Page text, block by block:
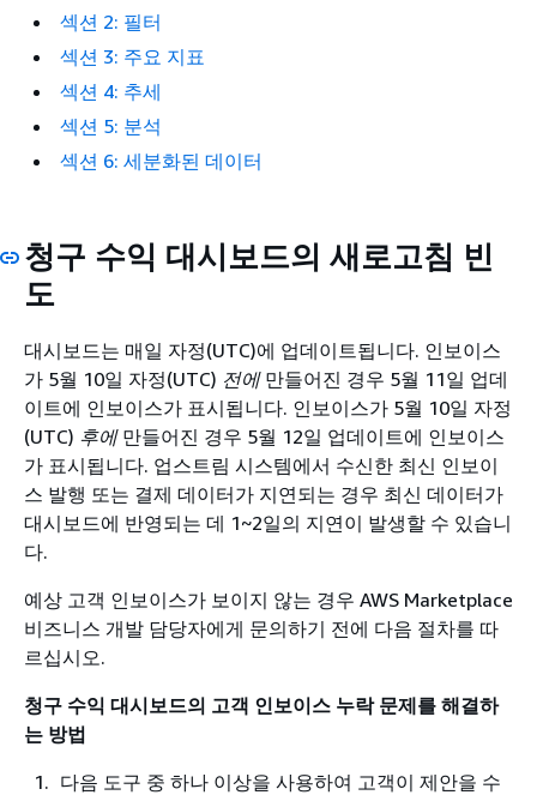
섹션 2: 필터
섹션 3: 주요 지표
섹션 4: 추세
섹션 5: 분석
섹션 6: 세분화된 데이터
청구 수익 대시보드의 새로고침 빈
도
대시보드는 매일 자정(UTC)에 업데이트됩니다. 인보이스
가 5월 10일 자정(UTC) 전에만들어진 경우 5월 11일 업데
이트에 인보이스가 표시됩니다. 인보이스가 5월 10일 자정
(UTC) 후에만들어진 경우 5월 12일 업데이트에 인보이스
가 표시됩니다. 업스트림 시스템에서 수신한 최신 인보이
스 발행 또는 결제 데이터가 지연되는 경우 최신 데이터가
대시보드에 반영되는 데 1~2일의 지연이 발생할 수 있습니
다.
예상 고객 인보이스가 보이지 않는 경우 AWS Marketplace
비즈니스 개발 담당자에게 문의하기 전에 다음 절차를 따
르십시오.
청구 수익 대시보드의 고객 인보이스 누락 문제를 해결하
는 방법
다음 도구 중 하나 이상을 사용하여 고객이 제안을 수